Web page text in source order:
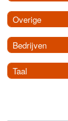
Overige
Bedrijven
Taal